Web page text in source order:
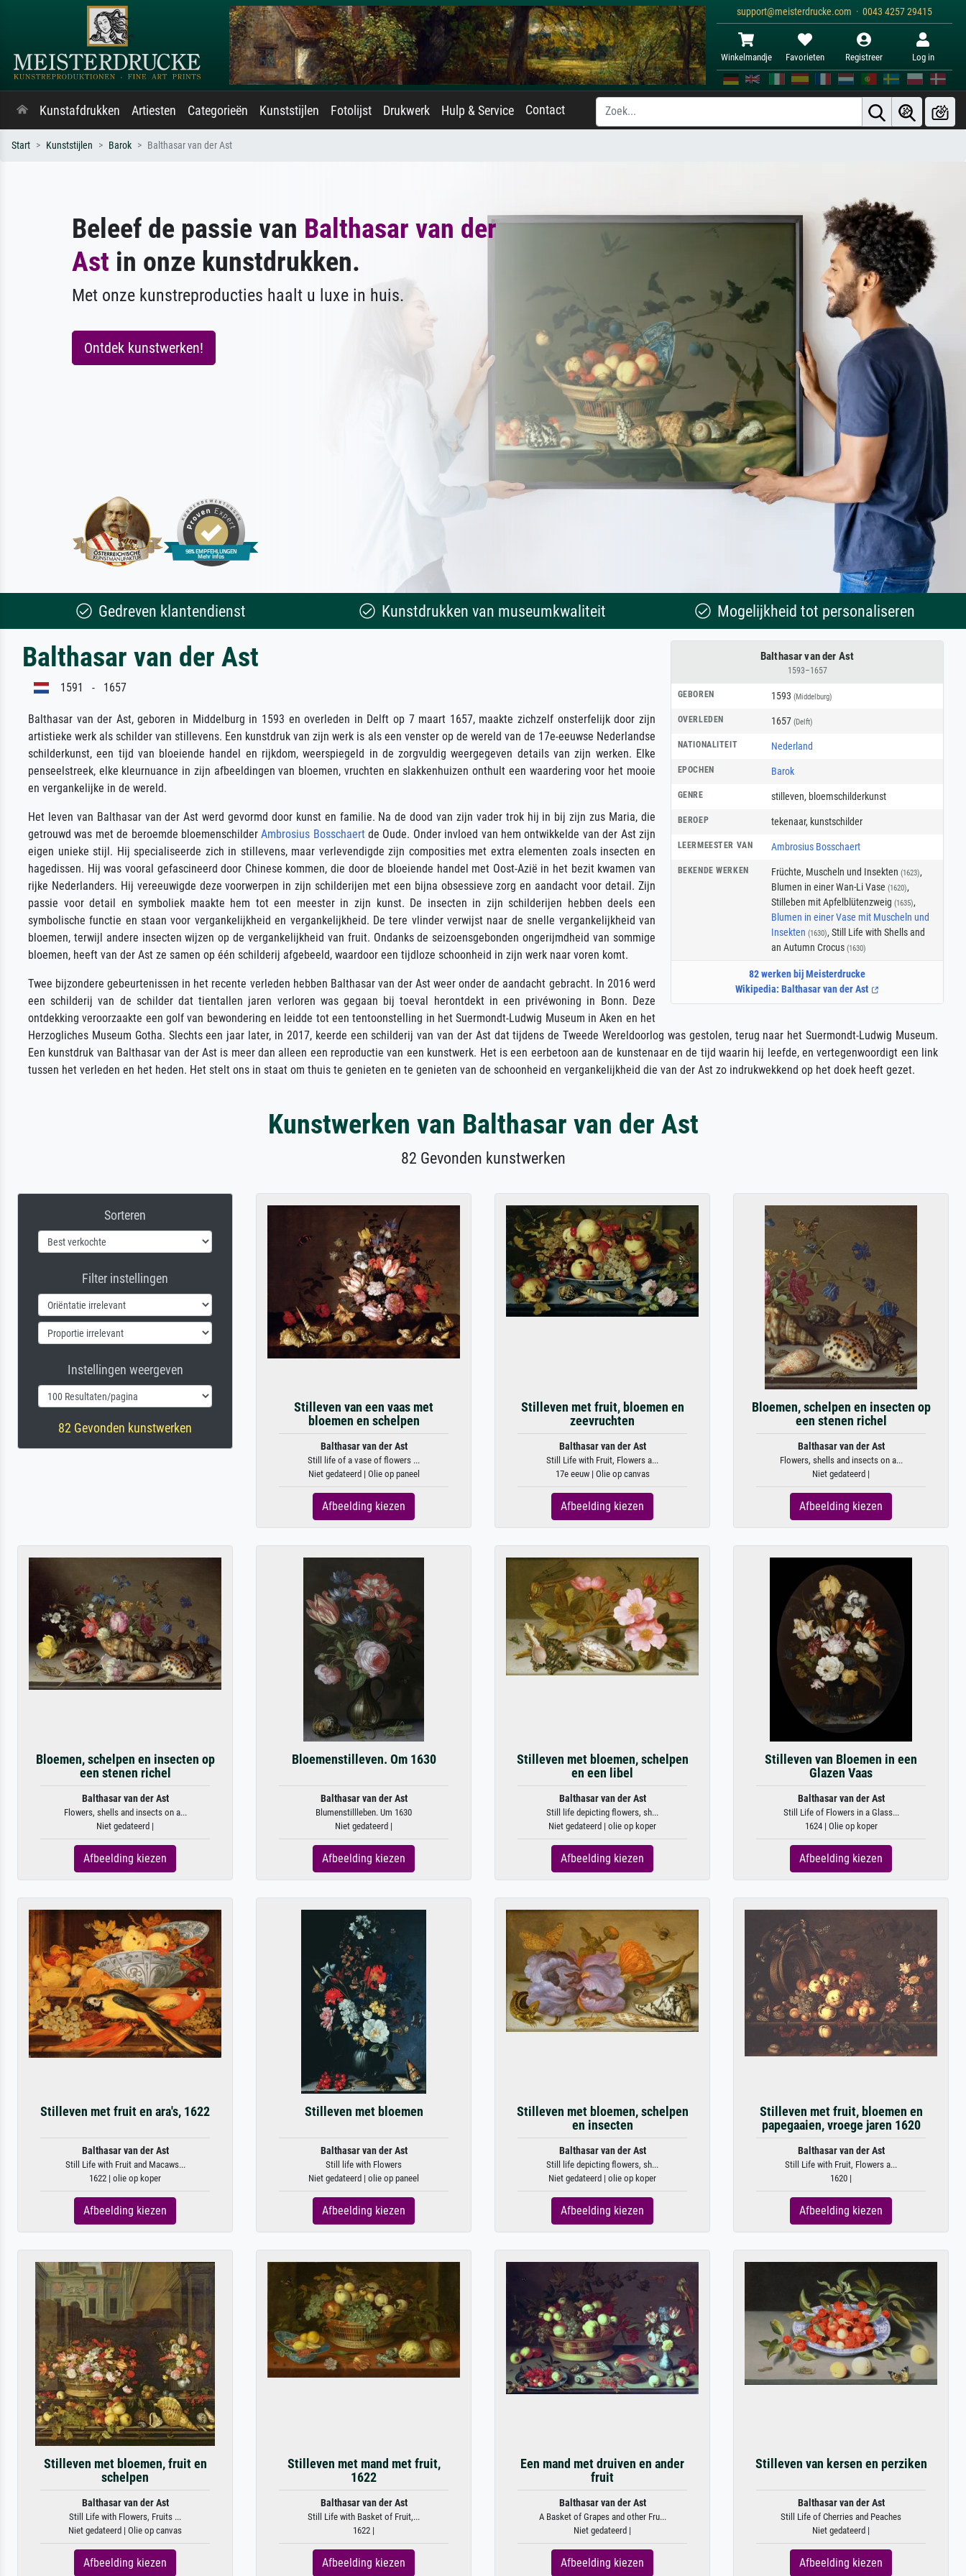
support@meisterdrucke.com · 0043 4257 29415
Winkelmandje Favorieten Registreer Log in
Kunstafdrukken Artiesten Categorieën Kunststijlen Fotolijst Drukwerk Hulp & Service Contact
Start Kunststijlen Barok Balthasar van der Ast
Beleef de passie van Balthasar van der
Ast in onze kunstdrukken.
Met onze kunstreproducties haalt u luxe in huis.
Ontdek kunstwerken!
Gedreven klantendienst Kunstdrukken van museumkwaliteit Mogelijkheid tot personaliseren
Balthasar van der Ast
1593–1657
GEBOREN 1593 (Middelburg)
OVERLEDEN 1657 (Delft)
NATIONALITEIT Nederland
EPOCHEN Barok
GENRE stilleven, bloemschilderkunst
BEROEP tekenaar, kunstschilder
LEERMEESTER VAN Ambrosius Bosschaert
BEKENDE WERKEN Früchte, Muscheln und Insekten (1623),
Blumen in einer Wan-Li Vase (1620),
Stilleben mit Apfelblütenzweig (1635),
Blumen in einer Vase mit Muscheln und
Insekten (1630), Still Life with Shells and
an Autumn Crocus (1630)
82 werken bij Meisterdrucke
Wikipedia: Balthasar van der Ast
Balthasar van der Ast
1591 - 1657
Balthasar van der Ast, geboren in Middelburg in 1593 en overleden in Delft op 7 maart 1657, maakte zichzelf onsterfelijk door zijn
artistieke werk als schilder van stillevens. Een kunstdruk van zijn werk is als een venster op de wereld van de 17e-eeuwse Nederlandse
schilderkunst, een tijd van bloeiende handel en rijkdom, weerspiegeld in de zorgvuldig weergegeven details van zijn werken. Elke
penseelstreek, elke kleurnuance in zijn afbeeldingen van bloemen, vruchten en slakkenhuizen onthult een waardering voor het mooie
en vergankelijke in de wereld.
Het leven van Balthasar van der Ast werd gevormd door kunst en familie. Na de dood van zijn vader trok hij in bij zijn zus Maria, die
getrouwd was met de beroemde bloemenschilderAmbrosius Bosschaertde Oude. Onder invloed van hem ontwikkelde van der Ast zijn
eigen unieke stijl. Hij specialiseerde zich in stillevens, maar verlevendigde zijn composities met extra elementen zoals insecten en
hagedissen. Hij was vooral gefascineerd door Chinese kommen, die door de bloeiende handel met Oost-Azië in het bezit kwamen van
rijke Nederlanders. Hij vereeuwigde deze voorwerpen in zijn schilderijen met een bijna obsessieve zorg en aandacht voor detail. Zijn
passie voor detail en symboliek maakte hem tot een meester in zijn kunst. De insecten in zijn schilderijen hebben deels een
symbolische functie en staan voor vergankelijkheid en vergankelijkheid. De tere vlinder verwijst naar de snelle vergankelijkheid van
bloemen, terwijl andere insecten wijzen op de vergankelijkheid van fruit. Ondanks de seizoensgebonden ongerijmdheid van sommige
bloemen, heeft van der Ast ze samen op één schilderij afgebeeld, waardoor een tijdloze schoonheid in zijn werk naar voren komt.
Twee bijzondere gebeurtenissen in het recente verleden hebben Balthasar van der Ast weer onder de aandacht gebracht. In 2016 werd
een schilderij van de schilder dat tientallen jaren verloren was gegaan bij toeval herontdekt in een privéwoning in Bonn. Deze
ontdekking veroorzaakte een golf van bewondering en leidde tot een tentoonstelling in het Suermondt-Ludwig Museum in Aken en het
Herzogliches Museum Gotha. Slechts een jaar later, in 2017, keerde een schilderij van van der Ast dat tijdens de Tweede Wereldoorlog was gestolen, terug naar het Suermondt-Ludwig Museum.
Een kunstdruk van Balthasar van der Ast is meer dan alleen een reproductie van een kunstwerk. Het is een eerbetoon aan de kunstenaar en de tijd waarin hij leefde, en vertegenwoordigt een link
tussen het verleden en het heden. Het stelt ons in staat om thuis te genieten en te genieten van de schoonheid en vergankelijkheid die van der Ast zo indrukwekkend op het doek heeft gezet.
Kunstwerken van Balthasar van der Ast
82 Gevonden kunstwerken
Sorteren
Filter instellingen
Instellingen weergeven
82 Gevonden kunstwerken
Stilleven van een vaas met
bloemen en schelpen
Balthasar van der Ast
Still life of a vase of flowers ...
Niet gedateerd | Olie op paneel
Afbeelding kiezen
Stilleven met fruit, bloemen en
zeevruchten
Balthasar van der Ast
Still Life with Fruit, Flowers a...
17e eeuw | Olie op canvas
Afbeelding kiezen
Bloemen, schelpen en insecten op
een stenen richel
Balthasar van der Ast
Flowers, shells and insects on a...
Niet gedateerd |
Afbeelding kiezen
Bloemen, schelpen en insecten op
een stenen richel
Balthasar van der Ast
Flowers, shells and insects on a...
Niet gedateerd |
Afbeelding kiezen
Bloemenstilleven. Om 1630
Balthasar van der Ast
Blumenstillleben. Um 1630
Niet gedateerd |
Afbeelding kiezen
Stilleven met bloemen, schelpen
en een libel
Balthasar van der Ast
Still life depicting flowers, sh...
Niet gedateerd | olie op koper
Afbeelding kiezen
Stilleven van Bloemen in een
Glazen Vaas
Balthasar van der Ast
Still Life of Flowers in a Glass...
1624 | Olie op koper
Afbeelding kiezen
Stilleven met fruit en ara's, 1622
Balthasar van der Ast
Still Life with Fruit and Macaws...
1622 | olie op koper
Afbeelding kiezen
Stilleven met bloemen
Balthasar van der Ast
Still life with Flowers
Niet gedateerd | olie op paneel
Afbeelding kiezen
Stilleven met bloemen, schelpen
en insecten
Balthasar van der Ast
Still life depicting flowers, sh...
Niet gedateerd | olie op koper
Afbeelding kiezen
Stilleven met fruit, bloemen en
papegaaien, vroege jaren 1620
Balthasar van der Ast
Still Life with Fruit, Flowers a...
1620 |
Afbeelding kiezen
Stilleven met bloemen, fruit en
schelpen
Balthasar van der Ast
Still Life with Flowers, Fruits ...
Niet gedateerd | Olie op canvas
Afbeelding kiezen
Stilleven met mand met fruit,
1622
Balthasar van der Ast
Still Life with Basket of Fruit,...
1622 |
Afbeelding kiezen
Een mand met druiven en ander
fruit
Balthasar van der Ast
A Basket of Grapes and other Fru...
Niet gedateerd |
Afbeelding kiezen
Stilleven van kersen en perziken
Balthasar van der Ast
Still Life of Cherries and Peaches
Niet gedateerd |
Afbeelding kiezen